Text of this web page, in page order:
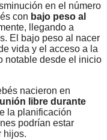
en el número
con bajo peso al
llegando a
El bajo peso al nacer
vida y el acceso a la
notable desde el inicio
nacieron en
unión libre durante
la planificación
podrían estar
hijos.